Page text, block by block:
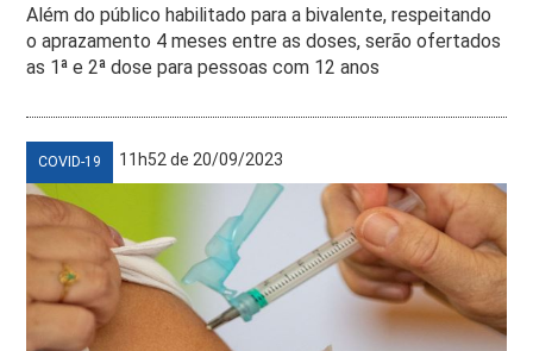
Além do público habilitado para a bivalente, respeitando
o aprazamento 4 meses entre as doses, serão ofertados
as 1ª e 2ª dose para pessoas com 12 anos
COVID-19 11h52 de 20/09/2023